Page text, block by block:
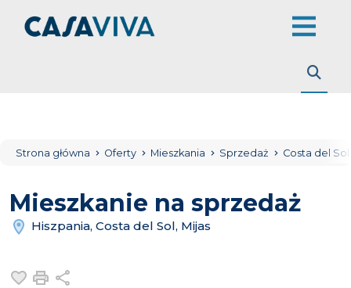
Strona główna Oferty Mieszkania Sprzedaż Costa del Sol
Mieszkanie na sprzedaż
Hiszpania, Costa del Sol, Mijas
Dodaj do ulubionych
Drukuj